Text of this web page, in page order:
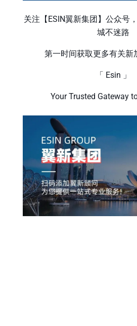
关注【ESIN翼新集团】公众号
城不迷路
第一时间获取更多有关新
「 Esin 」
Your Trusted Gateway